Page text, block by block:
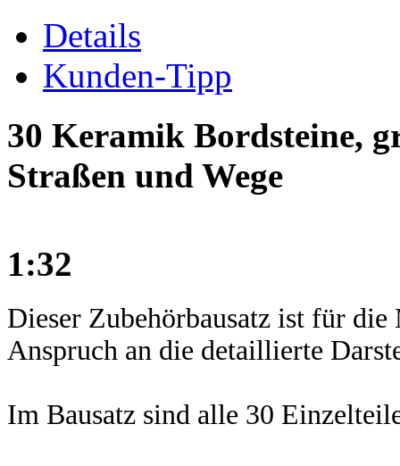
Details
Kunden-Tipp
30 Keramik Bordsteine, g
Straßen und Wege
1:32
Dieser Zubehörbausatz ist für
Anspruch an die detaillierte
Im Bausatz sind alle 30